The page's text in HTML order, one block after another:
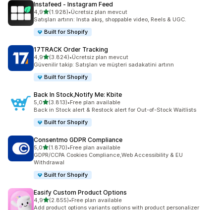
Instafeed ‑ Instagram Feed
4,95 yıldız üzerinden
(1.928)
toplam 1928 değerlendirme
•Ücretsiz plan mevcut
Satışları artırın: Insta akış, shoppable video, Reels & UGC.
Built for Shopify
17TRACK Order Tracking
4,95 yıldız üzerinden
(3.824)
toplam 3824 değerlendirme
•Ücretsiz plan mevcut
Güvenilir takip: Satışları ve müşteri sadakatini artırın
Built for Shopify
Back In Stock,Notify Me: Kbite
5,05 yıldız üzerinden
(3.813)
toplam 3813 değerlendirme
•Free plan available
Back in Stock alert & Restock alert for Out-of-Stock Waitlists
Built for Shopify
Consentmo GDPR Compliance
5,05 yıldız üzerinden
(1.870)
toplam 1870 değerlendirme
•Free plan available
GDPR/CCPA Cookies Compliance,Web Accessibility & EU
Withdrawal
Built for Shopify
Easify Custom Product Options
4,95 yıldız üzerinden
(2.855)
toplam 2855 değerlendirme
•Free plan available
Add product options variants options with product personalizer